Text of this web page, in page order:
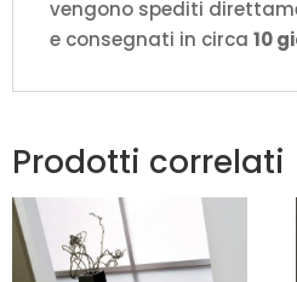
vengono spediti
e consegnati in circa 10
Prodotti correlati